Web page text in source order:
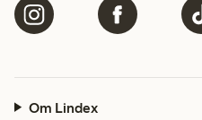
Om Lindex